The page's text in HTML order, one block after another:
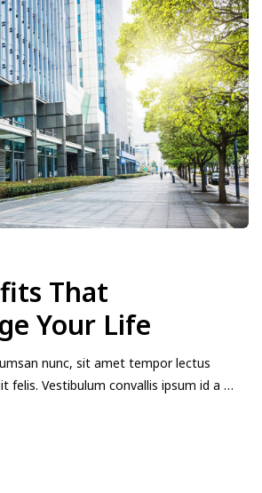
That
Your Life
nunc, sit amet tempor lectus
felis. Vestibulum convallis ipsum id a …